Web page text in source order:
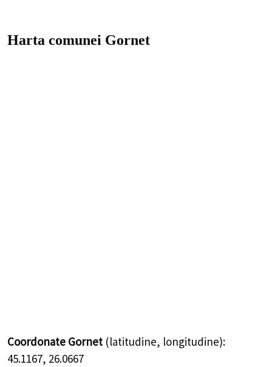
Harta comunei Gornet
Coordonate Gornet (latitudine, longitudine):
45.1167, 26.0667